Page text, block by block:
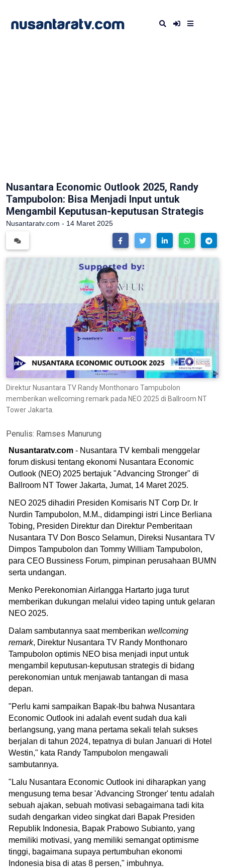
Nusantara Economic Outlook 2025, Randy
Tampubolon: Bisa Menjadi Input untuk
Mengambil Keputusan-keputusan Strategis
Nusantaratv.com - 14 Maret 2025
Direktur Nusantara TV Randy Monthonaro Tampubolon
memberikan wellcoming remark pada NEO 2025 di Ballroom NT
Tower Jakarta.
Penulis: Ramses Manurung
Nusantaratv.com - Nusantara TV kembali menggelar
forum diskusi tentang ekonomi Nusantara Economic
Outlook (NEO) 2025 bertajuk "Advancing Stronger" di
Ballroom NT Tower Jakarta, Jumat, 14 Maret 2025.
NEO 2025 dihadiri Presiden Komisaris NT Corp Dr. Ir
Nurdin Tampubolon, M.M., didampingi istri Lince Berliana
Tobing, Presiden Direktur dan Direktur Pemberitaan
Nusantara TV Don Bosco Selamun, Direksi Nusantara TV
Dimpos Tampubolon dan Tommy William Tampubolon,
para CEO Bussiness Forum, pimpinan perusahaan BUMN
serta undangan.
Menko Perekonomian Airlangga Hartarto juga turut
memberikan dukungan melalui video taping untuk gelaran
NEO 2025.
Dalam sambutannya saat memberikan wellcoming
remark, Direktur Nusantara TV Randy Monthonaro
Tampubolon optimis NEO bisa menjadi input untuk
mengambil keputusan-keputusan strategis di bidang
perekonomian untuk menjawab tantangan di masa
depan.
"Perlu kami sampaikan Bapak-Ibu bahwa Nusantara
Economic Outlook ini adalah event sudah dua kali
berlangsung, yang mana pertama sekali telah sukses
berjalan di tahun 2024, tepatnya di bulan Januari di Hotel
Westin," kata Randy Tampubolon mengawali
sambutannya.
"Lalu Nusantara Economic Outlook ini diharapkan yang
mengusung tema besar 'Advancing Stronger' tentu adalah
sebuah ajakan, sebuah motivasi sebagaimana tadi kita
sudah dengarkan video singkat dari Bapak Presiden
Republik Indonesia, Bapak Prabowo Subianto, yang
memiliki motivasi, yang memiliki semangat optimisme
tinggi, bagaimana supaya pertumbuhan ekonomi
Indonesia bisa di atas 8 persen," imbuhnya.